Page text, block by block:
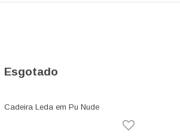
Esgotado
Cadeira Leda em Pu Nude